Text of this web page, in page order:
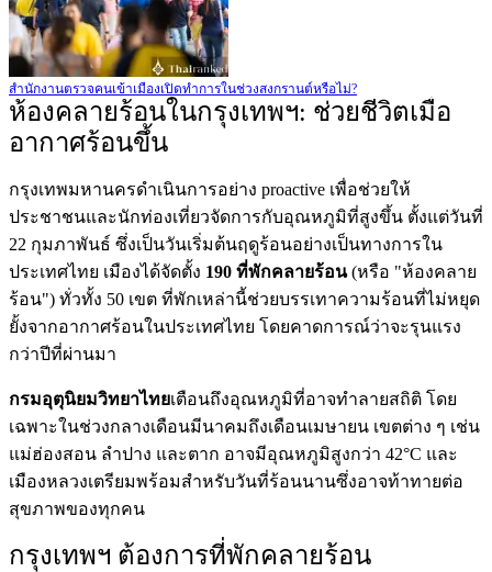
สำนักงานตรวจคนเข้าเมืองเปิดทำการในช่วงสงกรานต์หรือไม่?
ห้องคลายร้อนในกรุงเทพฯ: ช่วยชีวิตเมื่อ
อากาศร้อนขึ้น
กรุงเทพมหานครดำเนินการอย่าง proactive เพื่อช่วยให้
ประชาชนและนักท่องเที่ยวจัดการกับอุณหภูมิที่สูงขึ้น ตั้งแต่วันที่
22 กุมภาพันธ์ ซึ่งเป็นวันเริ่มต้นฤดูร้อนอย่างเป็นทางการใน
ประเทศไทย เมืองได้จัดตั้ง 190 ที่พักคลายร้อน(หรือ "ห้องคลาย
ร้อน") ทั่วทั้ง 50 เขต ที่พักเหล่านี้ช่วยบรรเทาความร้อนที่ไม่หยุด
ยั้งจากอากาศร้อนในประเทศไทย โดยคาดการณ์ว่าจะรุนแรง
กว่าปีที่ผ่านมา
กรมอุตุนิยมวิทยาไทยเตือนถึงอุณหภูมิที่อาจทำลายสถิติ โดย
เฉพาะในช่วงกลางเดือนมีนาคมถึงเดือนเมษายน เขตต่าง ๆ เช่น
แม่ฮ่องสอน ลำปาง และตาก อาจมีอุณหภูมิสูงกว่า 42°C และ
เมืองหลวงเตรียมพร้อมสำหรับวันที่ร้อนนานซึ่งอาจท้าทายต่อ
สุขภาพของทุกคน
กรุงเทพฯ ต้องการที่พักคลายร้อน